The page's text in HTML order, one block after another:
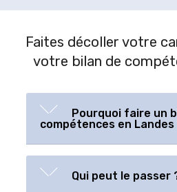
Faites décoller votre
votre bilan de
Pourquoi faire un
compétences en Landes
Qui peut le passer